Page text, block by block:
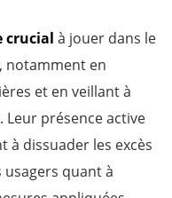
crucial à jouer dans le
, notamment en
et en veillant à
Leur présence active
à dissuader les excès
quant à